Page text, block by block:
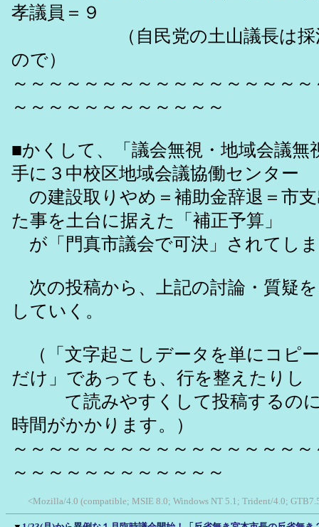
孝議員＝９
（自民党の土山議長は採決
ので）
～～～～～～～～～～～～～～～～
～～～～～～～～～～～～
■かくして、「議会無視・地域会議無
手に３中校区地域会議協働センター
の建設取りやめ＝補助金辞退＝市
た事を土台に据えた「補正予算」
が「門真市議会で可決」されてし
次の投稿から、上記の討論・質疑
していく。
（「文字起こしデータを単にコピ
だけ」であっても、行を整えたりし
て読みやすくして投稿するのに
時間がかかります。）
～～～～～～～～～～～～～～～～
～～～～～～～～～～～～
<Mozilla/4.0 (compatible; MSIE 8.0; Windows NT 5.1; Trident/4.0;